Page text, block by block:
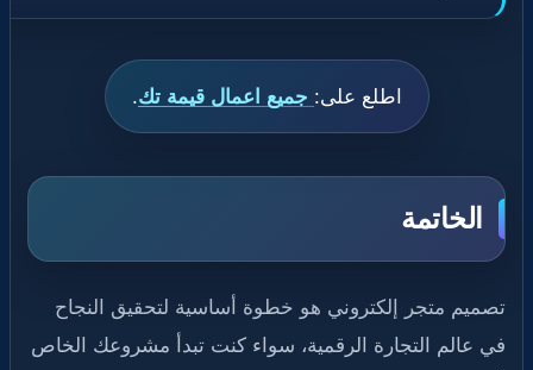
اطلع على: جميع اعمال قيمة تك.
الخاتمة
تصميم متجر إلكتروني هو خطوة أساسية لتحقيق النجاح
في عالم التجارة الرقمية، سواء كنت تبدأ مشروعك الخاص